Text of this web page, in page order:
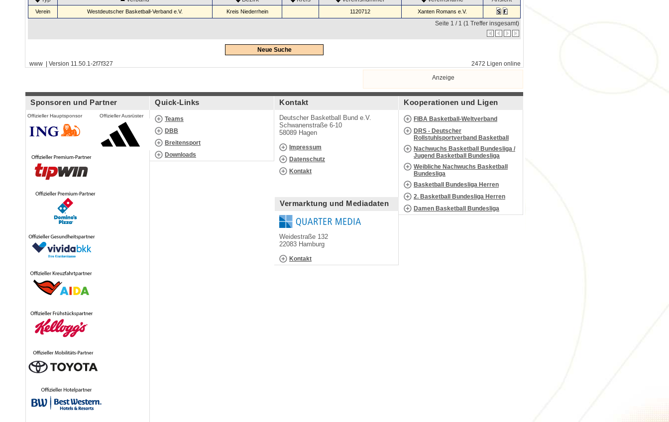
Verein Westdeutscher Basketball-Verband e.V. Kreis Niederrhein 1120712 Xanten Romans e.V.
Seite 1 / 1 (1 Treffer insgesamt)
Neue Suche
www | Version 11.50.1-2f7f327
2472 Ligen online
Anzeige
Sponsoren und Partner
Offizieller Hauptsponsor Offizieller Ausrüster
Quick-Links
Teams
DBB
Breitensport
Downloads
Kontakt
Deutscher Basketball Bund e.V.
Schwanenstraße 6-10
58089 Hagen
Impressum
Datenschutz
Kontakt
Vermarktung und Mediadaten
Weidestraße 132
22083 Hamburg
Kontakt
Kooperationen und Ligen
FIBA Basketball-Weltverband
DRS - Deutscher
Rollstuhlsportverband Basketball
Nachwuchs Basketball Bundesliga /
Jugend Basketball Bundesliga
Weibliche Nachwuchs Basketball
Bundesliga
Basketball Bundesliga Herren
2. Basketball Bundesliga Herren
Damen Basketball Bundesliga